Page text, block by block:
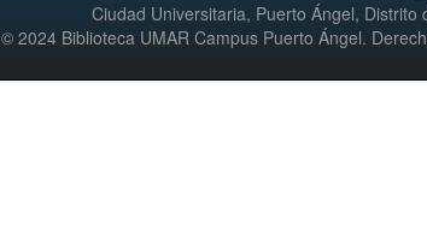
Ciudad Universitaria, Puerto Ángel,
© 2024 Biblioteca UMAR Campus Puerto Ángel.